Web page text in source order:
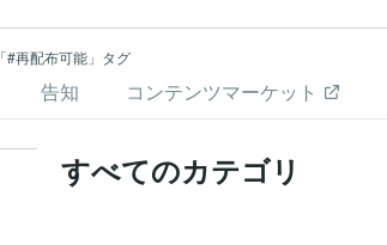
「#再配布可能」タグ
告知 コンテンツマーケット
すべてのカテゴリ